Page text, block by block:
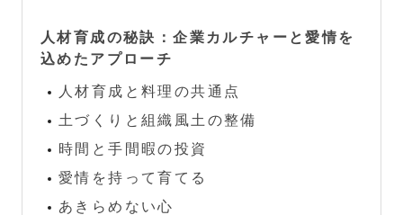
人材育成の秘訣：企業カルチャーと愛情を
込めたアプローチ
人材育成と料理の共通点
土づくりと組織風土の整備
時間と手間暇の投資
愛情を持って育てる
あきらめない心